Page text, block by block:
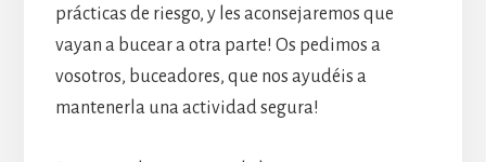
prácticas de riesgo, y les aconsejaremos que
vayan a bucear a otra parte! Os pedimos a
vosotros, buceadores, que nos ayudéis a
mantenerla una actividad segura!